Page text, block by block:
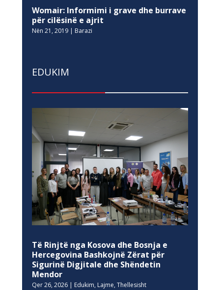
Womair: Informimi i grave dhe burrave
për cilësinë e ajrit
Nën 21, 2019| Barazi
EDUKIM
Të Rinjtë nga Kosova dhe Bosnja e
Hercegovina Bashkojnë Zërat për
Sigurinë Digjitale dhe Shëndetin
Mendor
Qer 26, 2026| Edukim, Lajme, Thellesisht